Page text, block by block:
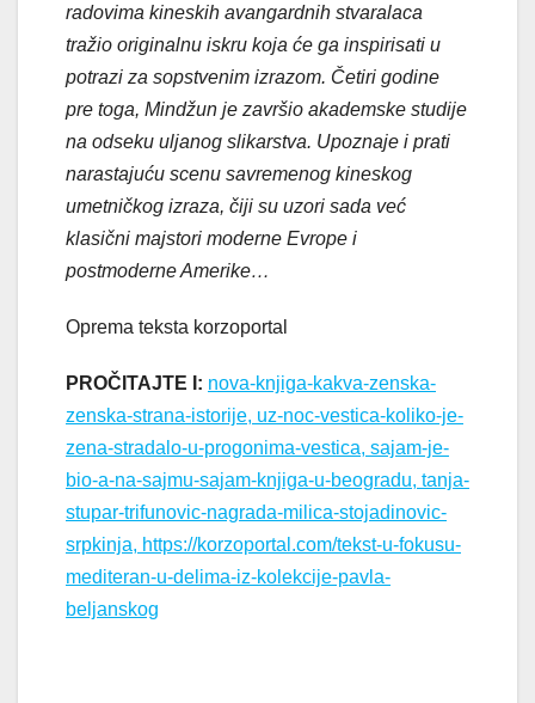
radovima kineskih avangardnih stvaralaca
tražio originalnu iskru koja će ga inspirisati u
potrazi za sopstvenim izrazom. Četiri godine
pre toga, Mindžun je završio akademske studije
na odseku uljanog slikarstva. Upoznaje i prati
narastajuću scenu savremenog kineskog
umetničkog izraza, čiji su uzori sada već
klasični majstori moderne Evrope i
postmoderne Amerike…
Oprema teksta korzoportal
PROČITAJTE I: nova-knjiga-kakva-zenska-
zenska-strana-istorije, uz-noc-vestica-koliko-je-
zena-stradalo-u-progonima-vestica, sajam-je-
bio-a-na-sajmu-sajam-knjiga-u-beogradu, tanja-
stupar-trifunovic-nagrada-milica-stojadinovic-
srpkinja, https://korzoportal.com/tekst-u-fokusu-
mediteran-u-delima-iz-kolekcije-pavla-
beljanskog